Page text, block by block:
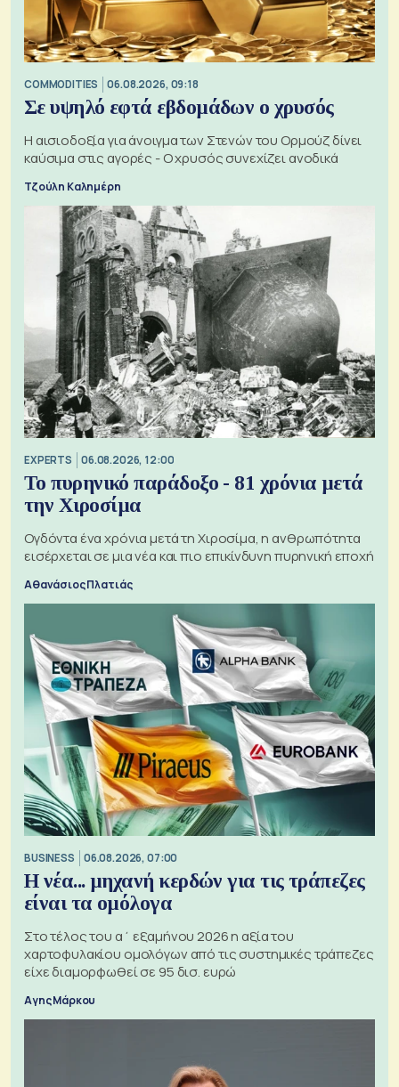
COMMODITIES 06.08.2026, 09:18
Σε υψηλό εφτά εβδομάδων ο χρυσός
Η αισιοδοξία για άνοιγμα των Στενών του Ορμούζ δίνει
καύσιμα στις αγορές - Ο χρυσός συνεχίζει ανοδικά
Τζούλη Καλημέρη
EXPERTS 06.08.2026, 12:00
Το πυρηνικό παράδοξο - 81 χρόνια μετά
την Χιροσίμα
Ογδόντα ένα χρόνια μετά τη Χιροσίμα, η ανθρωπότητα
εισέρχεται σε μια νέα και πιο επικίνδυνη πυρηνική εποχή
Αθανάσιος Πλατιάς
BUSINESS 06.08.2026, 07:00
Η νέα... μηχανή κερδών για τις τράπεζες
είναι τα ομόλογα
Στο τέλος του α΄ εξαμήνου 2026 η αξία του
χαρτοφυλακίου ομολόγων από τις συστημικές τράπεζες
είχε διαμορφωθεί σε 95 δισ. ευρώ
Αγης Μάρκου